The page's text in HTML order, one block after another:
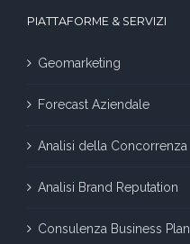
PIATTAFORME & SERVIZI
Geomarketing
Forecast Aziendale
Analisi della Concorrenza
Analisi Brand Reputation
Consulenza Business Plan